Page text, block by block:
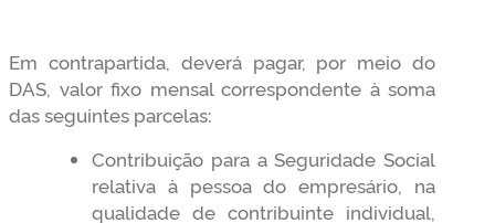
Em contrapartida, deverá pagar, por meio do
DAS, valor fixo mensal correspondente à soma
das seguintes parcelas:
Contribuição para a Seguridade Social
relativa à pessoa do empresário, na
qualidade de contribuinte individual,